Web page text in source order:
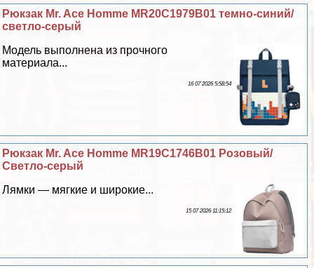
Рюкзак Mr. Ace Homme MR20C1979B01 темно-синий/
светло-серый
Модель выполнена из прочного
материала...
16 07 2026 5:58:54
Рюкзак Mr. Ace Homme MR19C1746B01 Розовый/
Светло-серый
Лямки — мягкие и широкие...
15 07 2026 11:15:12